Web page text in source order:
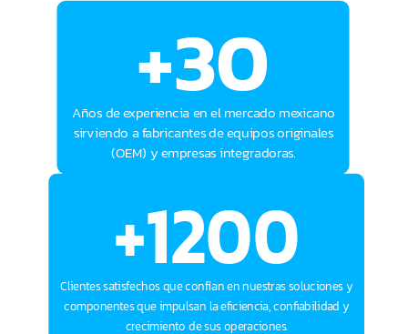
+30
Años de experiencia en el mercado mexicano
sirviendo a fabricantes de equipos originales
(OEM) y empresas integradoras.
+1200
Clientes satisfechos que confían en nuestras soluciones y
componentes que impulsan la eficiencia, confiabilidad y
crecimiento de sus operaciones.